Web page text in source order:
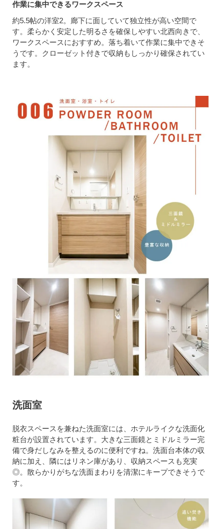
作業に集中できるワークスペース
約5.5帖の洋室2。廊下に面していて独立性が高い空間で
す。柔らかく安定した明るさを確保しやすい北西向きで、
ワークスペースにおすすめ。落ち着いて作業に集中できそ
うです。クローゼット付きで収納もしっかり確保されてい
ます。
洗面室
脱衣スペースを兼ねた洗面室には、ホテルライクな洗面化
粧台が設置されています。大きな三面鏡とミドルミラー完
備で身だしなみを整えるのに便利ですね。洗面台本体の収
納に加え、隣にはリネン庫があり、収納スペースも充実
◎。散らかりがちな洗面まわりを清潔にキープできそうで
す。